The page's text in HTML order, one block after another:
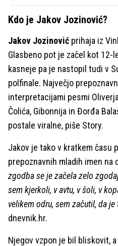
Kdo je Jakov Jozinović?
Jakov Jozinović prihaja iz
Glasbeno pot je začel kot 12-
kasneje pa je nastopil tudi v
polfinale. Največjo
interpretacijami pesmi
Čolića, Gibonnija in Đorđa
postale viralne, piše Story.
Jakov je tako v kratkem času
prepoznavnih mladih imen na
zgodba se je začela zelo
sem kjerkoli, v avtu, v šoli, v
velikem odru, sem začutil, da
dnevnik.hr.
Njegov vzpon je bil bliskovit,